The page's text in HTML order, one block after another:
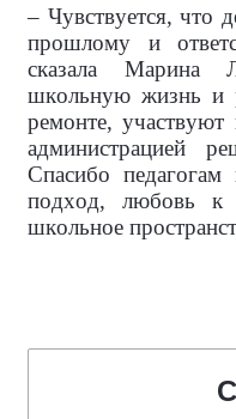
– Чувствуется, что
прошлому и
сказала
школьную жизнь и
ремонте,
администрацией
Спасибо
подход, любовь к
школьное